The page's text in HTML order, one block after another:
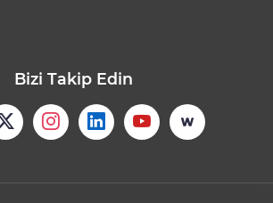
Bizi Takip Edin